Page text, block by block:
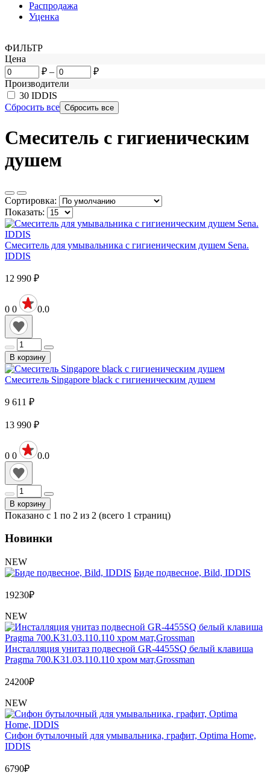
Распродажа
Уценка
ФИЛЬТР
Цена
₽ –
₽
Производители
30 IDDIS
Сбросить все
Смеситель с гигиеническим
душем
Сортировка:
Показать:
Смеситель для умывальника с гигиеническим душем Sena.
IDDIS
12 990 ₽
0 0 0.0
В корзину
Смеситель Singapore black с гигиеническим душем
9 611 ₽
13 990 ₽
0 0 0.0
В корзину
Показано с 1 по 2 из 2 (всего 1 страниц)
Новинки
NEW
Биде подвесное, Bild, IDDIS
19230₽
NEW
Инсталляция унитаз подвесной GR-4455SQ белый клавиша
Pragma 700.K31.03.110.110 хром мат,Grossman
24200₽
NEW
Сифон бутылочный для умывальника, графит, Optima Home,
IDDIS
6790₽